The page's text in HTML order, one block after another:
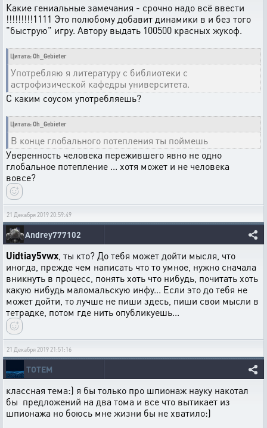
Какие гениальные замечания - срочно надо всё ввести
!!!!!!!!!1111 Это полюбому добавит динамики в и без того
"быструю" игру. Автору выдать 100500 красных жукоф.
Цитата: Oh_Gebieter
Употребляю я литературу с библиотеки с
астрофизической кафедры университета.
С каким соусом употребляешь?
Цитата: Oh_Gebieter
В конце глобального потепления ты поймешь
Уверенность человека пережившего явно не одно
глобальное потепление ... хотя может и не человека
вовсе?
21 Декабря 2019 20:59:49
Andrey777102
Uidtiay5vwx , ты кто? До тебя может дойти мысля, что
иногда, прежде чем написать что то умное, нужно сначала
вникнуть в процесс, понять хоть что нибудь, почитать хоть
какую нибудь маломальскую инфу... Если это до тебя не
может дойти, то лучше не пиши здесь, пиши свои мысли в
тетрадке, потом где нить опубликуешь...
21 Декабря 2019 21:51:16
TOTEM
классная тема:) я бы только про шпионаж науку накотал
бы предложений на два тома и все что вытикает из
шпионажа но боюсь мне жизни бы не хватило:)